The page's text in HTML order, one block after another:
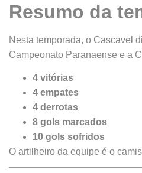
Resumo da
Nesta temporada, o Cascavel
Campeonato Paranaense e a
4 vitórias
4 empates
4 derrotas
8 gols marcados
10 gols sofridos
O artilheiro da equipe é o